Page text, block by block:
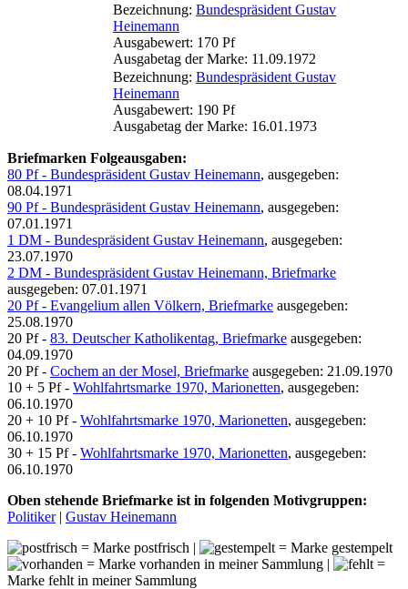
Bezeichnung: Bundespräsident Gustav
Heinemann
Ausgabewert: 170 Pf
Ausgabetag der Marke: 11.09.1972
Bezeichnung: Bundespräsident Gustav
Heinemann
Ausgabewert: 190 Pf
Ausgabetag der Marke: 16.01.1973
Briefmarken Folgeausgaben:
80 Pf - Bundespräsident Gustav Heinemann, ausgegeben:
08.04.1971
90 Pf - Bundespräsident Gustav Heinemann, ausgegeben:
07.01.1971
1 DM - Bundespräsident Gustav Heinemann, ausgegeben:
23.07.1970
2 DM - Bundespräsident Gustav Heinemann, Briefmarke
ausgegeben: 07.01.1971
20 Pf - Evangelium allen Völkern, Briefmarke ausgegeben:
25.08.1970
20 Pf - 83. Deutscher Katholikentag, Briefmarke ausgegeben:
04.09.1970
20 Pf - Cochem an der Mosel, Briefmarke ausgegeben: 21.09.1970
10 + 5 Pf - Wohlfahrtsmarke 1970, Marionetten, ausgegeben:
06.10.1970
20 + 10 Pf - Wohlfahrtsmarke 1970, Marionetten, ausgegeben:
06.10.1970
30 + 15 Pf - Wohlfahrtsmarke 1970, Marionetten, ausgegeben:
06.10.1970
Oben stehende Briefmarke ist in folgenden Motivgruppen:
Politiker| Gustav Heinemann
= Marke postfrisch |
= Marke gestempelt
= Marke vorhanden in meiner Sammlung |
=
Marke fehlt in meiner Sammlung